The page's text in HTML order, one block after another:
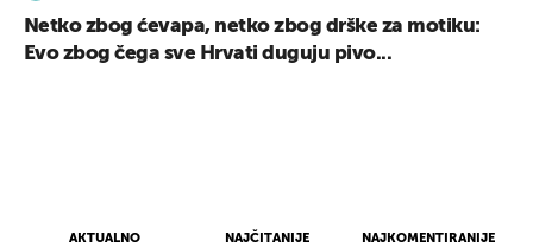
AKTUALNO NAJČITANIJE NAJKOMENTIRANIJE
Netko zbog ćevapa, netko zbog drške za motiku:
Evo zbog čega sve Hrvati duguju pivo...